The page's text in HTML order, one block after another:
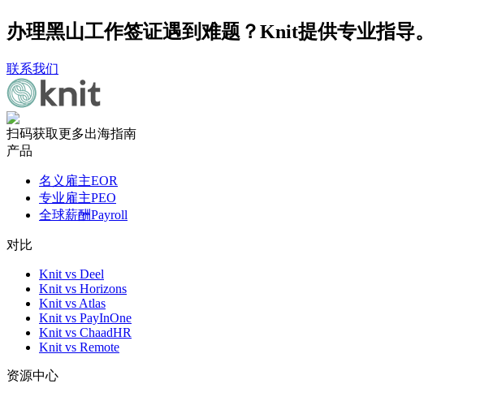
办理黑山工作签证遇到难题？Knit提供专业指导。
联系我们
扫码获取更多出海指南
产品
名义雇主EOR
专业雇主PEO
全球薪酬Payroll
对比
Knit vs Deel
Knit vs Horizons
Knit vs Atlas
Knit vs PayInOne
Knit vs ChaadHR
Knit vs Remote
资源中心